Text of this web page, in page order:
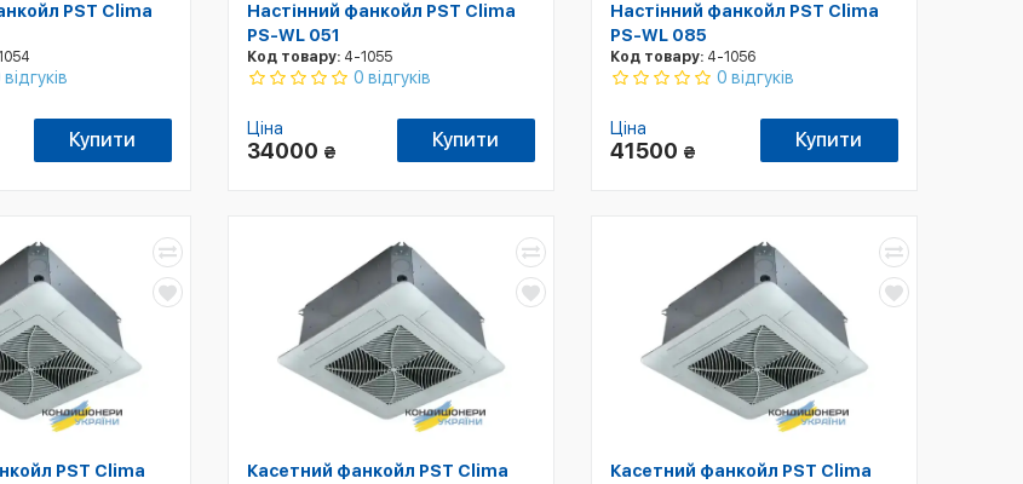
PST Clima
Купити
Настінний фанкойл PST Clima
PS-WL 051
Код товару:4-1055
0 відгуків
Ціна
34000 ₴
Купити
Настінний фанкойл PST Clima
PS-WL 085
Код товару:4-1056
0 відгуків
Ціна
41500 ₴
Купити
PST Clima
Касетний фанкойл PST Clima
Касетний фанкойл PST Clima